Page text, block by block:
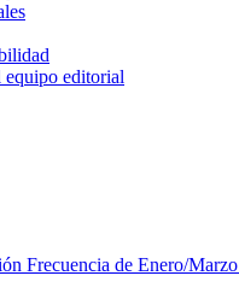
equipo editorial
Frecuencia de Enero/Marzo